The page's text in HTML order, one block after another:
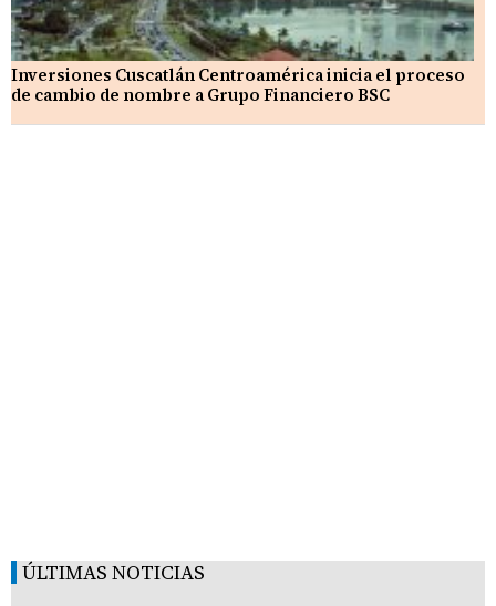
Inversiones Cuscatlán Centroamérica inicia el proceso
de cambio de nombre a Grupo Financiero BSC
ÚLTIMAS NOTICIAS